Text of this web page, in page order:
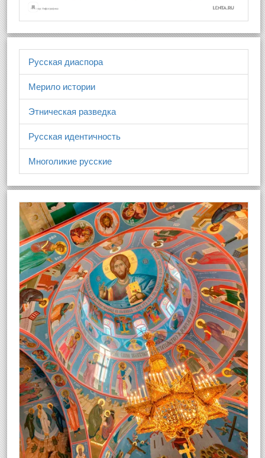
Русская диаспора
Мерило истории
Этническая разведка
Русская идентичность
Многоликие русские